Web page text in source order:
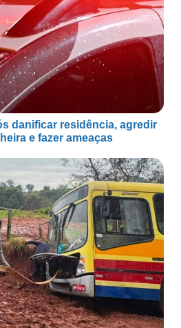
danificar residência, agredir
e fazer ameaças